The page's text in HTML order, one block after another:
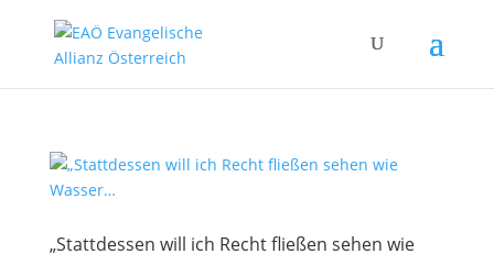
„Stattdessen will ich Recht fließen sehen wie